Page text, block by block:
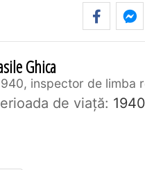
Ghica
inspector de limba
de viaţă: 1940